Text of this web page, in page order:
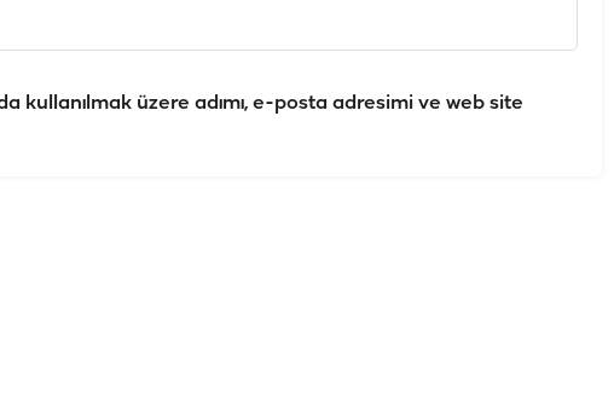
kullanılmak üzere adımı, e-posta adresimi ve web site